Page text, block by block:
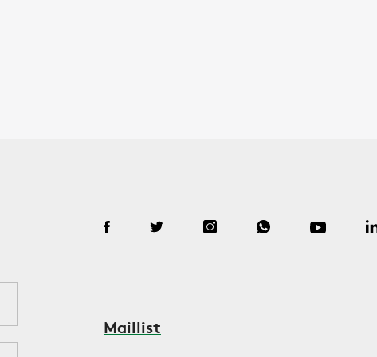
Maillist